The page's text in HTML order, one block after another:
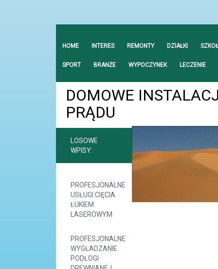
HOME INTERES REMONTY DZIAŁKI
SPORT BRANŻE WYPOCZYNEK LECZENIE
DOMOWE
PRĄDU
LOSOWE
WPISY:
PROFESJONALNE
USŁUGI CIĘCIA
ŁUKIEM
LASEROWYM
PROFESJONALNE
WYGŁADZANIE
PODŁOGI